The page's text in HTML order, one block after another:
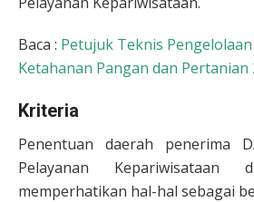
Baca : Petujuk Teknis
Ketahanan Pangan dan Pertanian
Kriteria
Penentuan daerah penerima
Pelayanan Kepariwisataan
memperhatikan hal-hal sebagai